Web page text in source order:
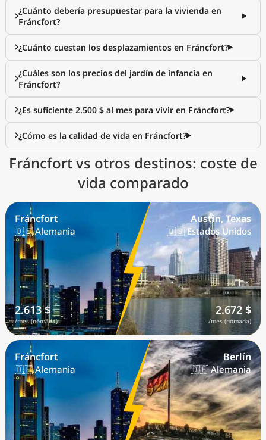
¿Cuánto debería presupuestar para la vivienda en
Fráncfort?
¿Cuánto cuestan los desplazamientos en Fráncfort?
¿Cuáles son los precios del jardín de infancia en
Fráncfort?
¿Es suficiente 2.500 $ al mes para vivir en Fráncfort?
¿Cómo es la calidad de vida en Fráncfort?
Fráncfort vs otros destinos: coste de
vida comparado
Fráncfort
🇩🇪 Alemania
2.613 $
/mes (nómada)
Austin, Texas
🇺🇸 Estados Unidos
2.672 $
/mes (nómada)
Fráncfort
🇩🇪 Alemania
Berlín
🇩🇪 Alemania